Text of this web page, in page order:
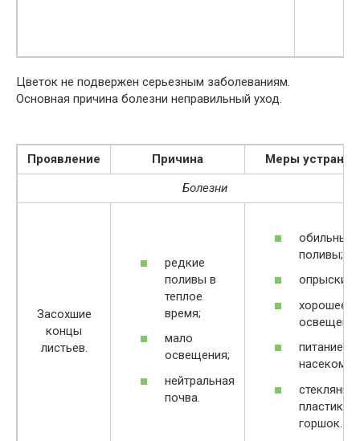
Цветок не подвержен серьезным заболеваниям.
Основная причина болезни неправильный уход.
Проявление Причина
Меры
Болезни
Засохшие
концы
листьев.
редкие
поливы в
теплое
время;
мало
освещения;
нейтральная
почва.
обильные
поливы;
хорошее
питание
горшок.